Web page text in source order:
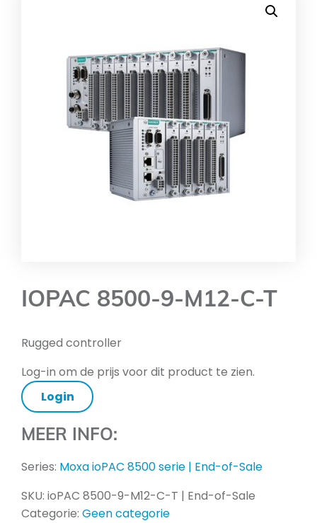
IOPAC 8500-9-M12-C-T
Rugged controller
Log-in om de prijs voor dit product te zien.
Login
MEER INFO:
Series: Moxa ioPAC 8500 serie | End-of-Sale
SKU: ioPAC 8500-9-M12-C-T | End-of-Sale
Categorie: Geen categorie